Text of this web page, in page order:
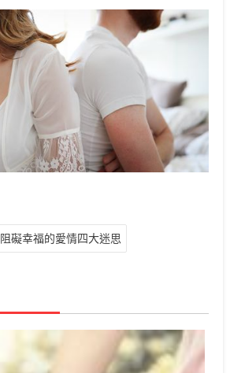
阻礙幸福的愛情四大迷思